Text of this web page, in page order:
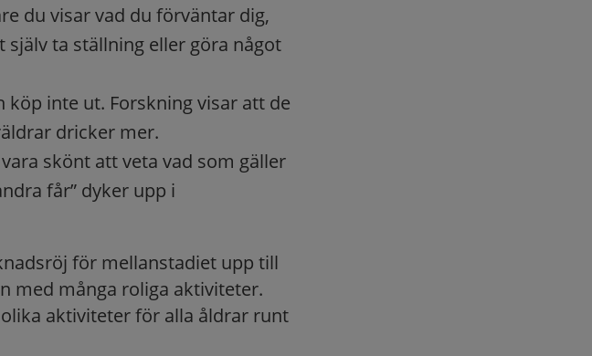
du visar vad du förväntar dig,
ta ställning eller göra något
köp inte ut. Forskning visar att de
dricker mer.
skönt att veta vad som gäller
får” dyker upp i
för mellanstadiet upp till
med många roliga aktiviteter.
aktiviteter för alla åldrar runt